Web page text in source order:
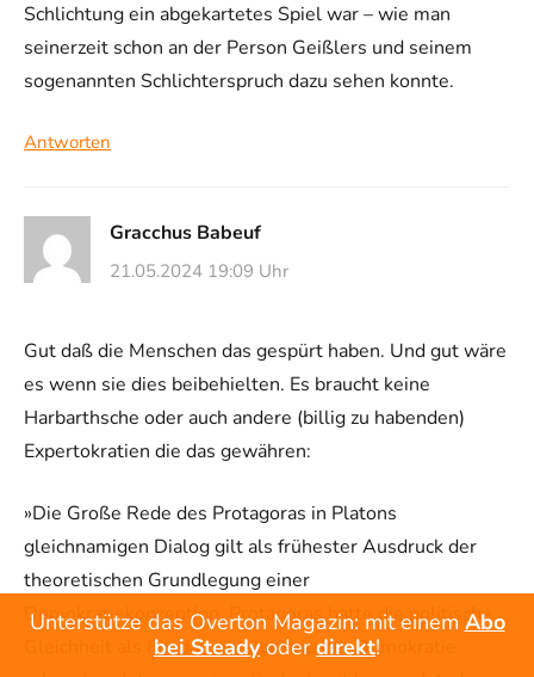
Schlichtung ein abgekartetes Spiel war – wie man
seinerzeit schon an der Person Geißlers und seinem
sogenannten Schlichterspruch dazu sehen konnte.
Antworten
Gracchus Babeuf
21.05.2024 19:09 Uhr
Gut daß die Menschen das gespürt haben. Und gut wäre
es wenn sie dies beibehielten. Es braucht keine
Harbarthsche oder auch andere (billig zu habenden)
Expertokratien die das gewähren:
»Die Große Rede des Protagoras in Platons
gleichnamigen Dialog gilt als frühester Ausdruck der
theoretischen Grundlegung einer
Demokratiekonzeption. Protagoras hatte die politische
Gleichheit als Fundamentalprinzip der Demokratie
Unterstütze das Overton Magazin: mit einem Abo
bei Steady oderdirekt!